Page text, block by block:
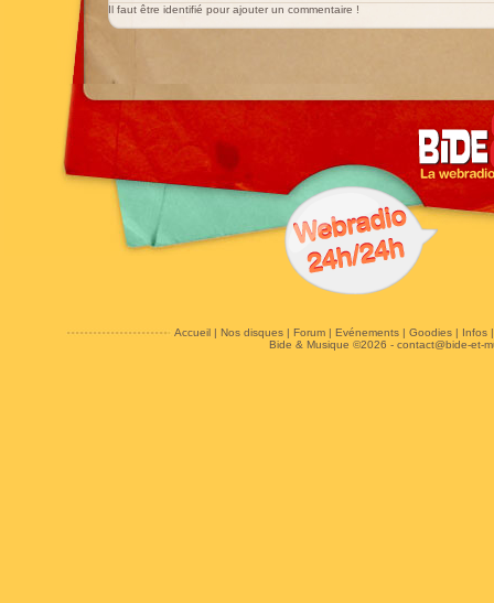
Il faut être identifié pour ajouter un commentaire !
Accueil| Nos disques| Forum| Evénements| Goodies| Infos
Bide & Musique ©2026 - contact@bide-et-